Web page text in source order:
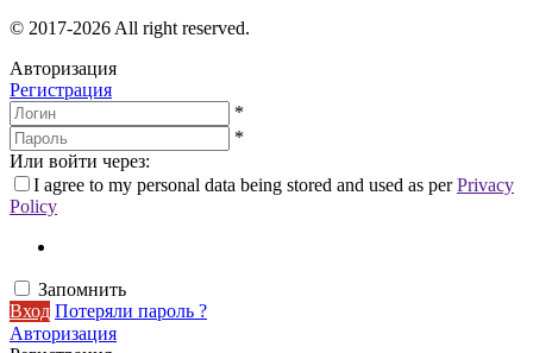
© 2017-2026 All right reserved.
Авторизация
Регистрация
*
*
Или войти через:
I agree to my personal data being stored and used as perPrivacy
Policy
Запомнить
Вход Потеряли пароль ?
Авторизация